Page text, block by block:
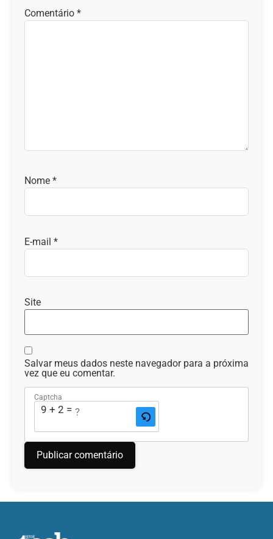
Comentário *
Nome *
E-mail *
Site
Salvar meus dados neste navegador para a próxima
vez que eu comentar.
Captcha
9 + 2 = ?